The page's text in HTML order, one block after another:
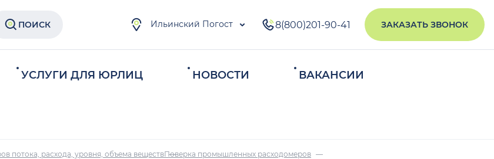
ПОИСК Ильинский Погост 8(800)201-90-41 ЗАКАЗАТЬ ЗВОНОК
УСЛУГИ ДЛЯ ЮРЛИЦ НОВОСТИ ВАКАНСИИ
потока, расхода, уровня, объема веществПоверка промышленных расходомеров